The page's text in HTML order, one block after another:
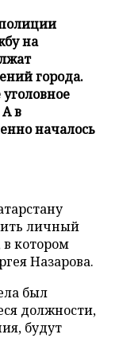
на
города.
в
началось
личный
в котором
Назарова.
был
должности,
будут